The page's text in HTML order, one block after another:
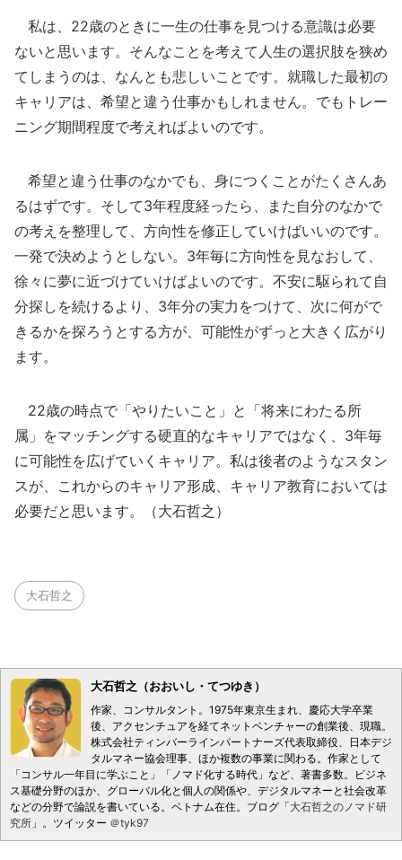
私は、22歳のときに一生の仕事を見つける意識は必要
ないと思います。そんなことを考えて人生の選択肢を狭め
てしまうのは、なんとも悲しいことです。就職した最初の
キャリアは、希望と違う仕事かもしれません。でもトレー
ニング期間程度で考えればよいのです。
希望と違う仕事のなかでも、身につくことがたくさんあ
るはずです。そして3年程度経ったら、また自分のなかで
の考えを整理して、方向性を修正していけばいいのです。
一発で決めようとしない。3年毎に方向性を見なおして、
徐々に夢に近づけていけばよいのです。不安に駆られて自
分探しを続けるより、3年分の実力をつけて、次に何がで
きるかを探ろうとする方が、可能性がずっと大きく広がり
ます。
22歳の時点で「やりたいこと」と「将来にわたる所
属」をマッチングする硬直的なキャリアではなく、3年毎
に可能性を広げていくキャリア。私は後者のようなスタン
スが、これからのキャリア形成、キャリア教育においては
必要だと思います。（大石哲之）
大石哲之
大石哲之（おおいし・てつゆき）
作家、コンサルタント。1975年東京生まれ、慶応大学卒業
後、アクセンチュアを経てネットベンチャーの創業後、現職。
株式会社ティンバーラインパートナーズ代表取締役、日本デジ
タルマネー協会理事、ほか複数の事業に関わる。作家として
「コンサル一年目に学ぶこと」「ノマド化する時代」など、著書多数。ビジネ
ス基礎分野のほか、グローバル化と個人の関係や、デジタルマネーと社会改革
などの分野で論説を書いている。ベトナム在住。ブログ「大石哲之のノマド研
究所 」。ツイッター ＠tyk97